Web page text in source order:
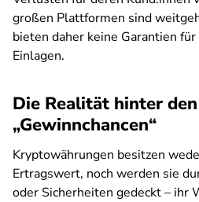
großen Plattformen sind
bieten daher keine Garantien
Einlagen.
Die Realität hinter den
„Gewinnchancen“
Kryptowährungen besitzen
Ertragswert, noch werden sie
oder Sicherheiten gedeckt – ihr